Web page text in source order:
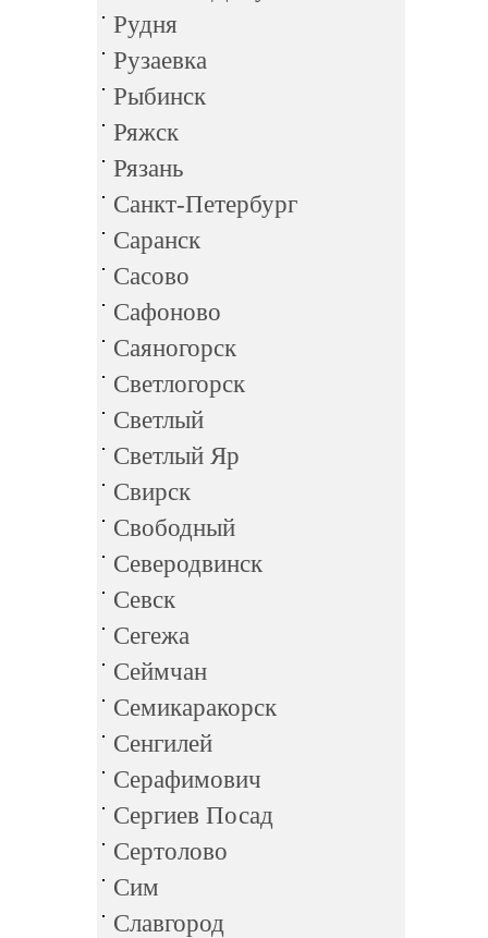
Рудня
Рузаевка
Рыбинск
Ряжск
Рязань
Санкт-Петербург
Саранск
Сасово
Сафоново
Саяногорск
Светлогорск
Светлый
Светлый Яр
Свирск
Свободный
Северодвинск
Севск
Сегежа
Сеймчан
Семикаракорск
Сенгилей
Серафимович
Сергиев Посад
Сертолово
Сим
Славгород